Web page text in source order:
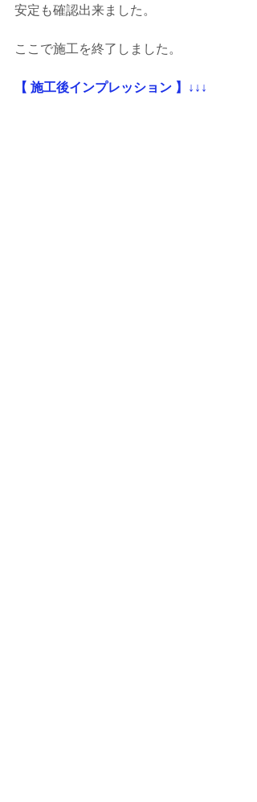
安定も確認出来ました。
ここで施工を終了しました。
【 施工後インプレッション 】↓↓↓